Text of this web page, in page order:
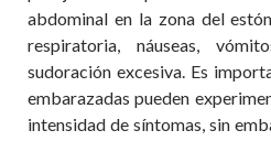
abdominal en la zona del
respiratoria, náuseas,
sudoración excesiva. Es
embarazadas pueden
intensidad de síntomas, sin